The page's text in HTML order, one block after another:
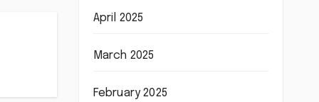
April 2025
March 2025
February 2025